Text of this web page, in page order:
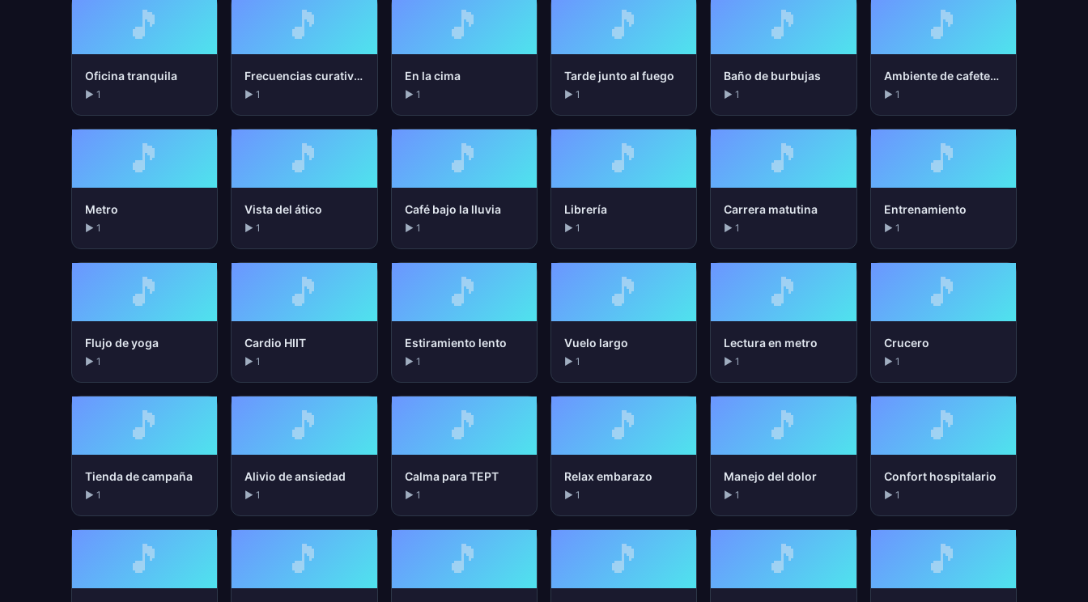
🎵
Oficina tranquila
▶ 1
🎵
Frecuencias curativas
▶ 1
🎵
En la cima
▶ 1
🎵
Tarde junto al fuego
▶ 1
🎵
Baño de burbujas
▶ 1
🎵
Ambiente de cafetería
▶ 1
🎵
Metro
▶ 1
🎵
Vista del ático
▶ 1
🎵
Café bajo la lluvia
▶ 1
🎵
Librería
▶ 1
🎵
Carrera matutina
▶ 1
🎵
Entrenamiento
▶ 1
🎵
Flujo de yoga
▶ 1
🎵
Cardio HIIT
▶ 1
🎵
Estiramiento lento
▶ 1
🎵
Vuelo largo
▶ 1
🎵
Lectura en metro
▶ 1
🎵
Crucero
▶ 1
🎵
Tienda de campaña
▶ 1
🎵
Alivio de ansiedad
▶ 1
🎵
Calma para TEPT
▶ 1
🎵
Relax embarazo
▶ 1
🎵
Manejo del dolor
▶ 1
🎵
Confort hospitalario
▶ 1
🎵 🎵 🎵 🎵 🎵 🎵